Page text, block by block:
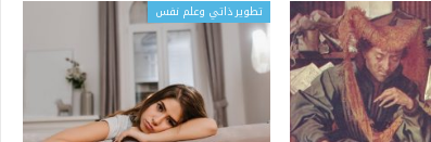
تطوير ذاتي وعلم نفس